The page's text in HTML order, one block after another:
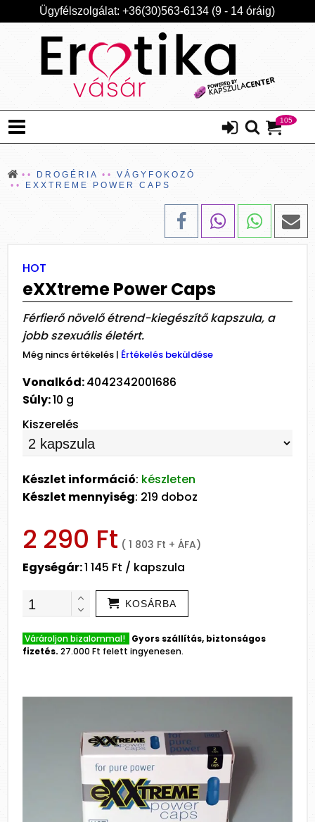
Ügyfélszolgálat: +36(30)563-6134 (9 - 14 óráig)
105
DROGÉRIA
VÁGYFOKOZÓ
EXXTREME POWER CAPS
HOT
eXXtreme Power Caps
Férfierő növelő étrend-kiegészítő kapszula, a
jobb szexuális életért.
Még nincs értékelés | Értékelés beküldése
Vonalkód:4042342001686
Súly:10 g
Kiszerelés
Készlet információ: készleten
Készlet mennyiség: 219 doboz
2 290 Ft ( 1 803 Ft + ÁFA)
Egységár:1 145 Ft / kapszula
KOSÁRBA
Várároljon bizalommal! Gyors szállítás, biztonságos
fizetés. 27.000 Ft felett ingyenesen.